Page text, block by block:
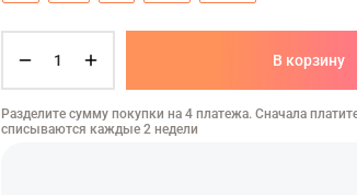
В корзину
Разделите сумму покупки на 4 платежа. Сначала
списываются каждые 2 недели